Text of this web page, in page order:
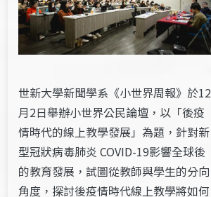
世新大學新聞學系《小世界周報》於12
月2日舉辦小世界公民論壇，以「後疫
情時代的線上教學發展」為題，針對新
型冠狀病毒肺炎 COVID-19影響全球後
的教育發展，試圖從教師與學生的分向
角度，探討後疫情時代線上教學將如何